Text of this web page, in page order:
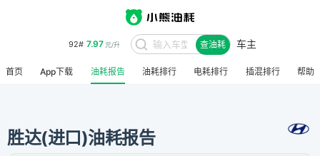
92# 7.97元/升 查油耗 车主
首页 App下载 油耗报告 油耗排行 电耗排行 插混排行 帮助
胜达(进口)油耗报告